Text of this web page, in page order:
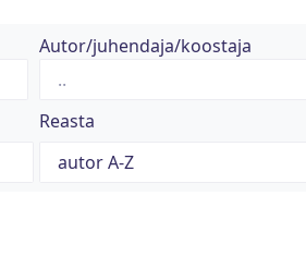
Autor/juhendaja/koostaja
Reasta